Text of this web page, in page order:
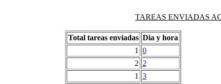
TAREAS ENVIADAS
Total tareas enviadas Dia y hora
1
0
2 2
1
3